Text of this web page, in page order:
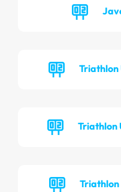
Triathlon
Triathlon
Triathlon